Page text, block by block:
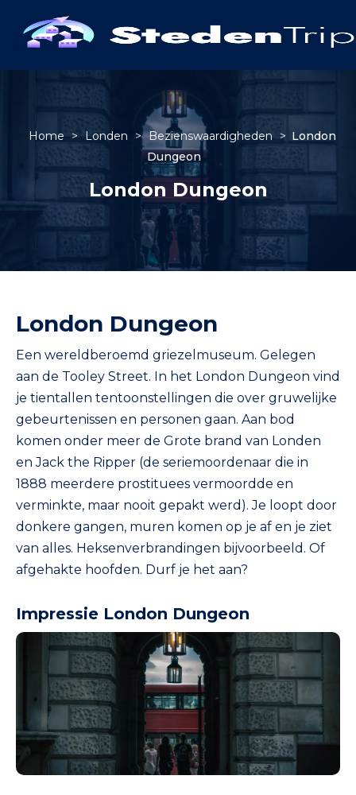
Home > Londen > Bezienswaardigheden > London
Dungeon
London Dungeon
London Dungeon
Een wereldberoemd griezelmuseum. Gelegen
aan de Tooley Street. In het London Dungeon vind
je tientallen tentoonstellingen die over gruwelijke
gebeurtenissen en personen gaan. Aan bod
komen onder meer de Grote brand van Londen
en Jack the Ripper (de seriemoordenaar die in
1888 meerdere prostituees vermoordde en
verminkte, maar nooit gepakt werd). Je loopt door
donkere gangen, muren komen op je af en je ziet
van alles. Heksenverbrandingen bijvoorbeeld. Of
afgehakte hoofden. Durf je het aan?
Impressie London Dungeon